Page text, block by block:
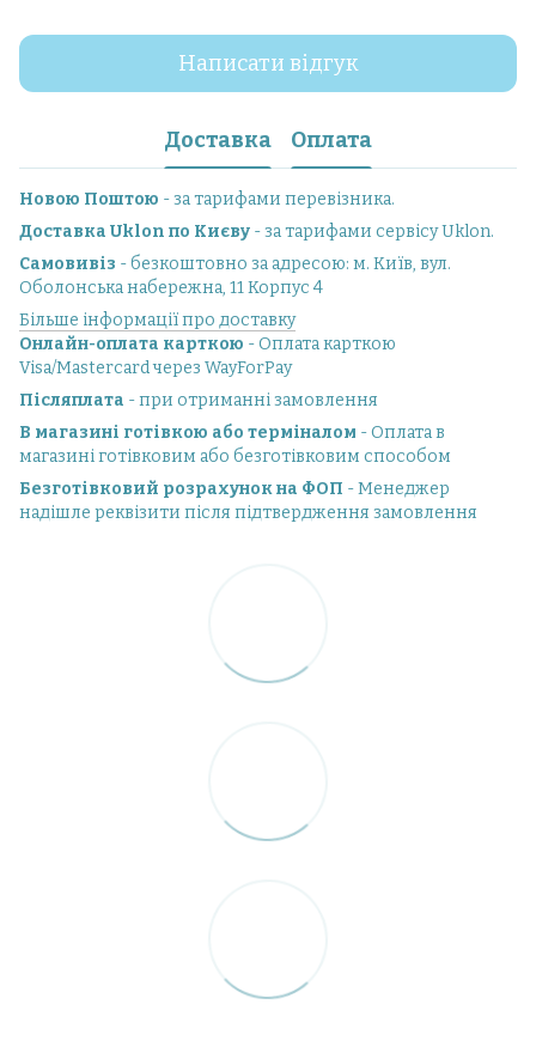
Написати відгук
Доставка Оплата
Новою Поштою - за тарифами перевізника.
Доставка Uklon по Києву - за тарифами сервісу Uklon.
Самовивіз - безкоштовно за адресою: м. Київ, вул.
Оболонська набережна, 11 Корпус 4
Більше інформації про доставку
Онлайн-оплата карткою - Оплата карткою
Visa/Mastercard через WayForPay
Післяплата - при отриманні замовлення
В магазині готівкою або терміналом - Оплата в
магазині готівковим або безготівковим способом
Безготівковий розрахунок на ФОП - Менеджер
надішле реквізити після підтвердження замовлення